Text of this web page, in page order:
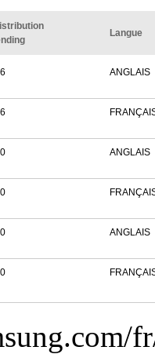
Langue
ANGLAIS
ANGLAIS
ANGLAIS